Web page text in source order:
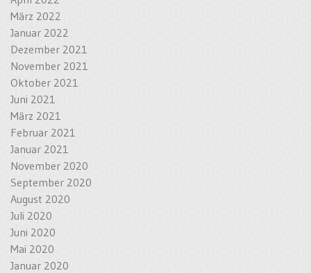
März 2022
Januar 2022
Dezember 2021
November 2021
Oktober 2021
Juni 2021
März 2021
Februar 2021
Januar 2021
November 2020
September 2020
August 2020
Juli 2020
Juni 2020
Mai 2020
Januar 2020